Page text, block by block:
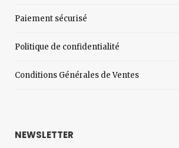
Paiement sécurisé
Politique de confidentialité
Conditions Générales de Ventes
NEWSLETTER